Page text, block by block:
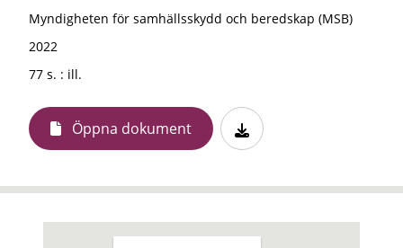
Myndigheten för samhällsskydd och beredskap (MSB)
2022
77 s. : ill.
Öppna dokument